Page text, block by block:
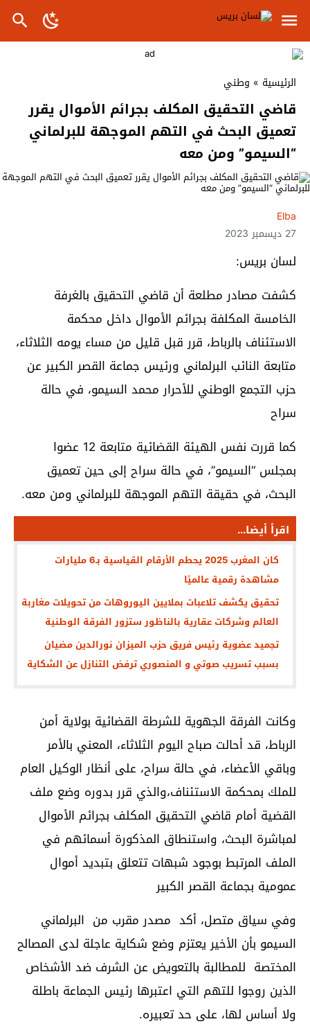
الرئيسية » وطني
قاضي التحقيق المكلف بجرائم الأموال يقرر
تعميق البحث في التهم الموجهة للبرلماني
“السيمو” ومن معه
Elba
27 ديسمبر 2023
لسان بريس:
كشفت مصادر مطلعة أن قاضي التحقيق بالغرفة
الخامسة المكلفة بجرائم الأموال داخل محكمة
الاستئناف بالرباط، قرر قبل قليل من مساء يومه الثلاثاء،
متابعة النائب البرلماني ورئيس جماعة القصر الكبير عن
حزب التجمع الوطني للأحرار محمد السيمو، في حالة
سراح
كما قررت نفس الهيئة القضائية متابعة 12 عضوا
بمجلس “السيمو”، في حالة سراح إلى حين تعميق
البحث، في حقيقة التهم الموجهة للبرلماني ومن معه.
اقرأ أيضا...
كان المغرب 2025 يحطم الأرقام القياسية بـ6 مليارات
مشاهدة رقمية عالميًا
تحقيق يكشف تلاعبات بملايين اليوروهات من تحويلات مغاربة
العالم وشركات عقارية بالناظور ستزور الفرقة الوطنية
تجميد عضوية رئيس فريق حزب الميزان نورالدين مضيان
بسبب تسريب صوتي و المنصوري ترفض التنازل عن الشكاية
وكانت الفرقة الجهوية للشرطة القضائية بولاية أمن
الرباط، قد أحالت صباح اليوم الثلاثاء، المعني بالأمر
وباقي الأعضاء، في حالة سراح، على أنظار الوكيل العام
للملك بمحكمة الاستئناف،والذي قرر بدوره وضع ملف
القضية أمام قاضي التحقيق المكلف بجرائم الأموال
لمباشرة البحث، واستنطاق المذكورة أسمائهم في
الملف المرتبط بوجود شبهات تتعلق بتبديد أموال
عمومية بجماعة القصر الكبير
وفي سياق متصل، أكد مصدر مقرب من البرلماني
السيمو بأن الأخير يعتزم وضع شكاية عاجلة لدى المصالح
المختصة للمطالبة بالتعويض عن الشرف ضد الأشخاص
الذين روجوا للتهم التي اعتبرها رئيس الجماعة باطلة
ولا أساس لها، على حد تعبيره.